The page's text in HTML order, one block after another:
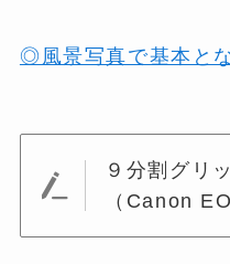
◎風景写真で基本と
９分割グリ
（Canon